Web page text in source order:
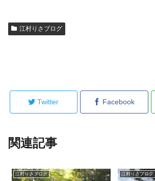
江村りさブログ
Twitter Facebook
関連記事
江村りさブログ 江村りさブログ